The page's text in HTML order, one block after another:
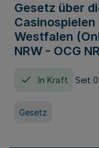
Gesetz über
Westfalen
NRW - OCG
In Kraft Seit
Gesetz